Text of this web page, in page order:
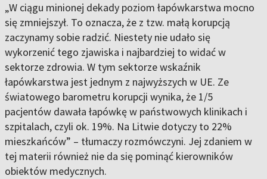
„W ciągu minionej dekady poziom łapówkarstwa mocno
się zmniejszył. To oznacza, że z tzw. małą korupcją
zaczynamy sobie radzić. Niestety nie udało się
wykorzenić tego zjawiska i najbardziej to widać w
sektorze zdrowia. W tym sektorze wskaźnik
łapówkarstwa jest jednym z najwyższych w UE. Ze
światowego barometru korupcji wynika, że 1/5
pacjentów dawała łapówkę w państwowych klinikach i
szpitalach, czyli ok. 19%. Na Litwie dotyczy to 22%
mieszkańców” – tłumaczy rozmówczyni. Jej zdaniem w
tej materii również nie da się pominąć kierowników
obiektów medycznych.